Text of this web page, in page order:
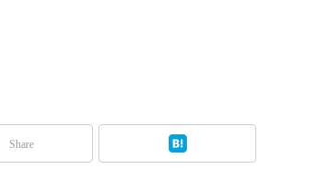
Share